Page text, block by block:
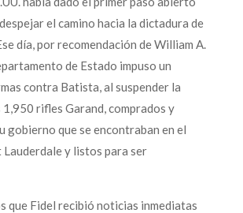
el camino hacia la dictadura de
día, por recomendación de William A.
de Estado impuso un
contra Batista, al suspender la
rifles Garand, comprados y
gobierno que se encontraban en el
y listos para ser
que Fidel recibió noticias inmediatas